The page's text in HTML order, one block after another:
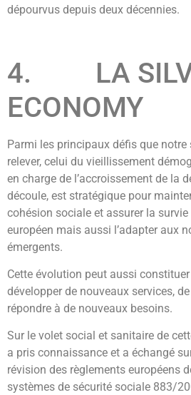
dépourvus depuis deux décennies.
4. LA
ECONOMY
Parmi les principaux défis que notre
relever, celui du vieillissement
en charge de l’accroissement de la
découle, est stratégique pour
cohésion sociale et assurer la
européen mais aussi l’adapter aux
émergents.
Cette évolution peut aussi
développer de nouveaux services,
répondre à de nouveaux besoins.
Sur le volet social et sanitaire de
a pris connaissance et a échangé
révision des règlements européens
systèmes de sécurité sociale 883/